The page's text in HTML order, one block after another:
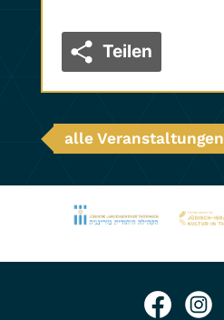
Teilen
alle Veranstaltungen